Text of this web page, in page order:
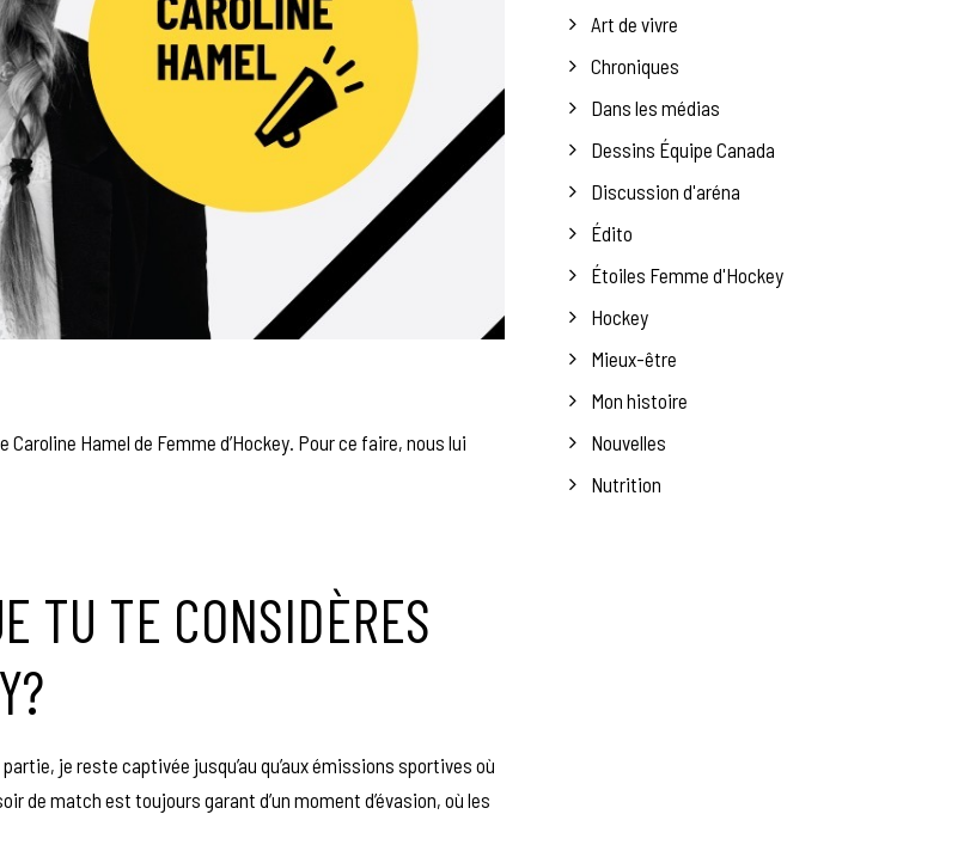
Hamel de Femme d’Hockey. Pour ce faire, nous lui
TU TE CONSIDÈRES
je reste captivée jusqu’au qu’aux émissions sportives où
de match est toujours garant d’un moment d’évasion, où les
Art de vivre
Chroniques
Dans les médias
Dessins Équipe Canada
Discussion d'aréna
Édito
Étoiles Femme d'Hockey
Hockey
Mieux-être
Mon histoire
Nouvelles
Nutrition